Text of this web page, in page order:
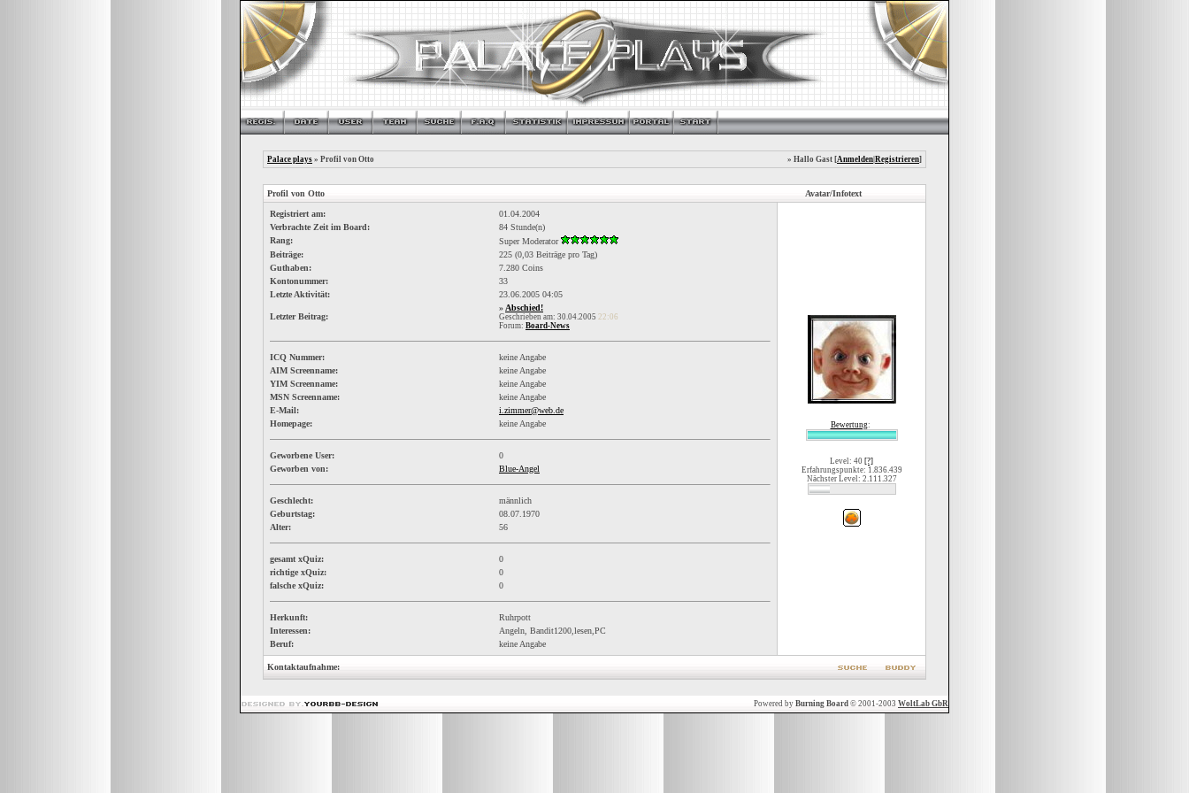
Palace plays » Profil von Otto » Hallo Gast [Anmelden Registrieren]
Profil von Otto Avatar/Infotext
Registriert am:
01.04.2004
Verbrachte Zeit im Board:
84 Stunde(n)
Rang:
Super Moderator
Beiträge:
225 (0,03 Beiträge pro Tag)
Guthaben:
7.280 Coins
Kontonummer:
33
Letzte Aktivität:
23.06.2005 04:05
Letzter Beitrag:
» Abschied!
Geschrieben am: 30.04.2005 22:06
Forum: Board-News
ICQ Nummer:
keine Angabe
AIM Screenname:
keine Angabe
YIM Screenname:
keine Angabe
MSN Screenname:
keine Angabe
E-Mail:
i.zimmer@web.de
Homepage:
keine Angabe
Geworbene User:
0
Geworben von:
Blue-Angel
Geschlecht:
männlich
Geburtstag:
08.07.1970
Alter:
56
gesamt xQuiz:
0
richtige xQuiz:
0
falsche xQuiz:
0
Herkunft:
Ruhrpott
Interessen:
Angeln, Bandit1200,lesen,PC
Beruf:
keine Angabe
Bewertung:
Level: 40 [?]
Erfahrungspunkte: 1.836.439
Nächster Level: 2.111.327
Kontaktaufnahme:
Powered by Burning Board © 2001-2003 WoltLab GbR